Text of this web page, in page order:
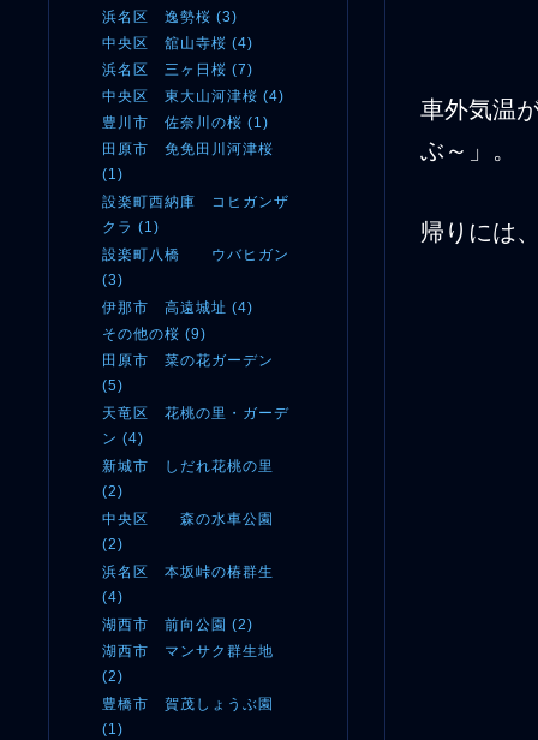
浜名区 逸勢桜 (3)
中央区 舘山寺桜 (4)
浜名区 三ヶ日桜 (7)
中央区 東大山河津桜 (4)
豊川市 佐奈川の桜 (1)
田原市 免免田川河津桜
(1)
設楽町西納庫 コヒガンザ
クラ (1)
設楽町八橋 ウバヒガン
(3)
伊那市 高遠城址 (4)
その他の桜 (9)
田原市 菜の花ガーデン
(5)
天竜区 花桃の里・ガーデ
ン (4)
新城市 しだれ花桃の里
(2)
中央区 森の水車公園
(2)
浜名区 本坂峠の椿群生
(4)
湖西市 前向公園 (2)
湖西市 マンサク群生地
(2)
豊橋市 賀茂しょうぶ園
(1)
車外気
ぶ～」
帰りには